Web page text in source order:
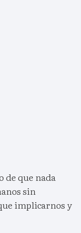
de que nada
sin
implicarnos y